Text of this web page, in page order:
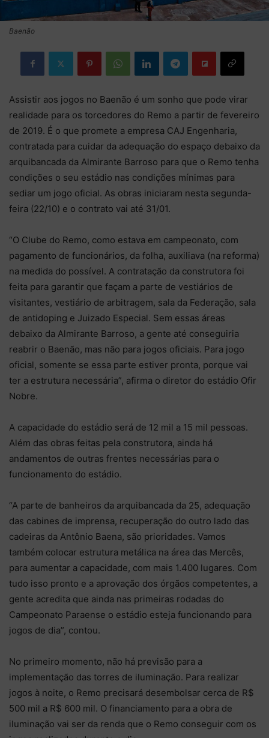
Baenão
Assistir aos jogos no Baenão é um sonho que pode virar
realidade para os torcedores do Remo a partir de fevereiro
de 2019. É o que promete a empresa CAJ Engenharia,
contratada para cuidar da adequação do espaço debaixo da
arquibancada da Almirante Barroso para que o Remo tenha
condições o seu estádio nas condições mínimas para
sediar um jogo oficial. As obras iniciaram nesta segunda-
feira (22/10) e o contrato vai até 31/01.
“O Clube do Remo, como estava em campeonato, com
pagamento de funcionários, da folha, auxiliava (na reforma)
na medida do possível. A contratação da construtora foi
feita para garantir que façam a parte de vestiários de
visitantes, vestiário de arbitragem, sala da Federação, sala
de antidoping e Juizado Especial. Sem essas áreas
debaixo da Almirante Barroso, a gente até conseguiria
reabrir o Baenão, mas não para jogos oficiais. Para jogo
oficial, somente se essa parte estiver pronta, porque vai
ter a estrutura necessária”, afirma o diretor do estádio Ofir
Nobre.
A capacidade do estádio será de 12 mil a 15 mil pessoas.
Além das obras feitas pela construtora, ainda há
andamentos de outras frentes necessárias para o
funcionamento do estádio.
“A parte de banheiros da arquibancada da 25, adequação
das cabines de imprensa, recuperação do outro lado das
cadeiras da Antônio Baena, são prioridades. Vamos
também colocar estrutura metálica na área das Mercês,
para aumentar a capacidade, com mais 1.400 lugares. Com
tudo isso pronto e a aprovação dos órgãos competentes, a
gente acredita que ainda nas primeiras rodadas do
Campeonato Paraense o estádio esteja funcionando para
jogos de dia”, contou.
No primeiro momento, não há previsão para a
implementação das torres de iluminação. Para realizar
jogos à noite, o Remo precisará desembolsar cerca de R$
500 mil a R$ 600 mil. O financiamento para a obra de
iluminação vai ser da renda que o Remo conseguir com os